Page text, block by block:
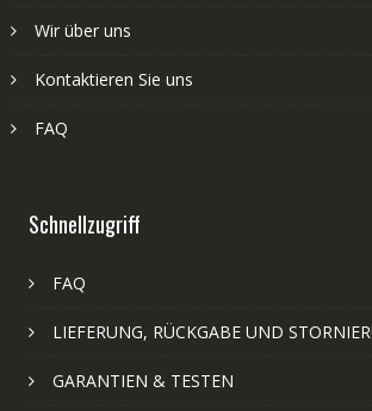
Wir über uns
Kontaktieren Sie uns
FAQ
Schnellzugriff
FAQ
LIEFERUNG, RÜCKGABE UND
GARANTIEN & TESTEN